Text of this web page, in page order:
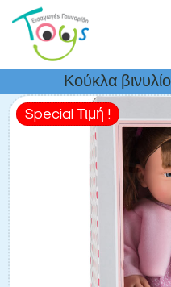
Κούκλα
Special Τιμή !